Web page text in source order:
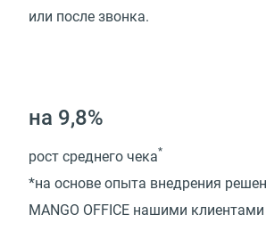
или после звонка.
на 9,8%
рост среднего чека*
*на основе опыта внедрения
MANGO OFFICE нашими клиентами